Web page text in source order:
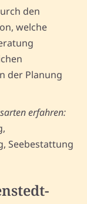
den
welche
der Planung
erfahren:
Seebestattung